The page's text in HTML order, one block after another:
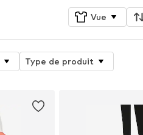
Vue
Type de produit